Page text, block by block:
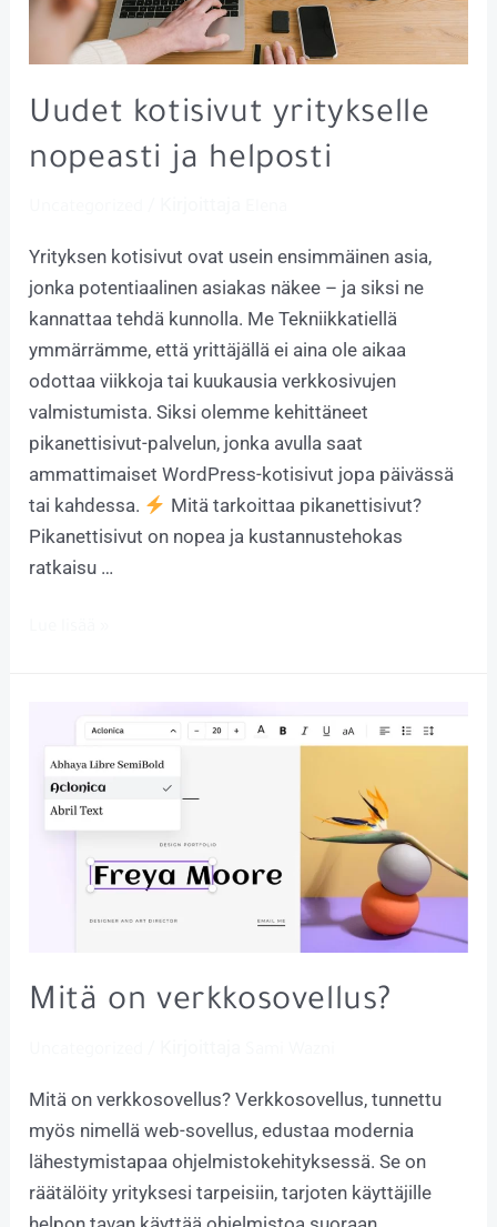
Uudet kotisivut yritykselle
nopeasti ja helposti
Yrityksen kotisivut ovat usein ensimmäinen asia,
jonka potentiaalinen asiakas näkee – ja siksi ne
kannattaa tehdä kunnolla. Me Tekniikkatiellä
ymmärrämme, että yrittäjällä ei aina ole aikaa
odottaa viikkoja tai kuukausia verkkosivujen
valmistumista. Siksi olemme kehittäneet
pikanettisivut-palvelun, jonka avulla saat
ammattimaiset WordPress-kotisivut jopa päivässä
tai kahdessa.
Mitä tarkoittaa pikanettisivut?
Pikanettisivut on nopea ja kustannustehokas
ratkaisu …
Mitä on verkkosovellus?
Mitä on verkkosovellus? Verkkosovellus, tunnettu
myös nimellä web-sovellus, edustaa modernia
lähestymistapaa ohjelmistokehityksessä. Se on
räätälöity yrityksesi tarpeisiin, tarjoten käyttäjille